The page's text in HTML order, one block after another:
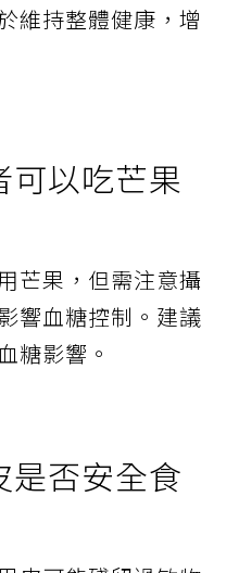
維持整體健康，增
可以吃芒果
芒果，但需注意攝
響血糖控制。建議
糖影響。
是否安全食